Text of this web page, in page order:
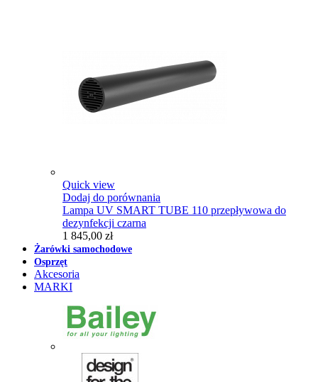
Quick view
Dodaj do porównania
Lampa UV SMART TUBE 110 przepływowa do
dezynfekcji czarna
1 845,00 zł
Żarówki samochodowe
Osprzęt
Akcesoria
MARKI